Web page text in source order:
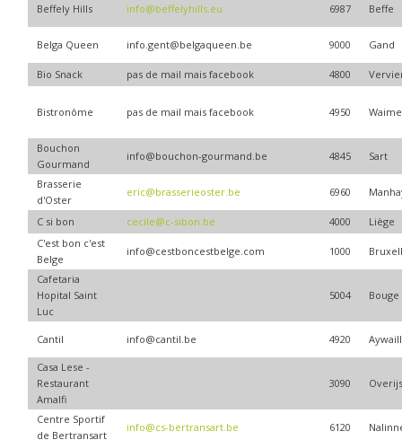
Beffely Hills info@beffelyhills.eu 6987 Beffe
Belga Queen info.gent@belgaqueen.be 9000 Gand
Bio Snack pas de mail mais facebook 4800
Bistronôme pas de mail mais facebook 4950
Bouchon
Gourmand
info@bouchon-gourmand.be 4845 Sart
Brasserie
d'Oster
eric@brasserieoster.be 6960
C si bon cecile@c-sibon.be 4000
Liège
C'est bon c'est
Belge
info@cestboncestbelge.com 1000
Cafetaria
Hopital Saint
Luc
5004 Bouge
Cantil info@cantil.be 4920
Casa Lese -
Restaurant
Amalfi
3090
Centre Sportif
de Bertransart
info@cs-bertransart.be 6120